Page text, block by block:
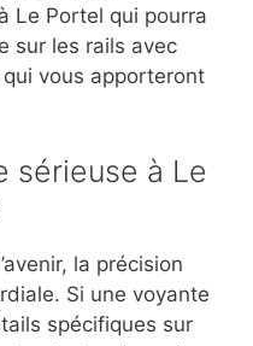
Le Portel qui pourra
sur les rails avec
vous apporteront
sérieuse à Le
la précision
Si une voyante
spécifiques sur